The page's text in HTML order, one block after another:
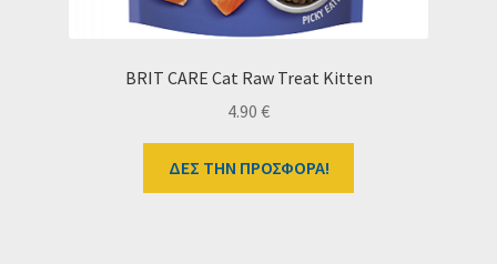
BRIT CARE Cat Raw Treat Kitten
4.90 €
ΔΕΣ ΤΗΝ ΠΡΟΣΦΟΡΑ!